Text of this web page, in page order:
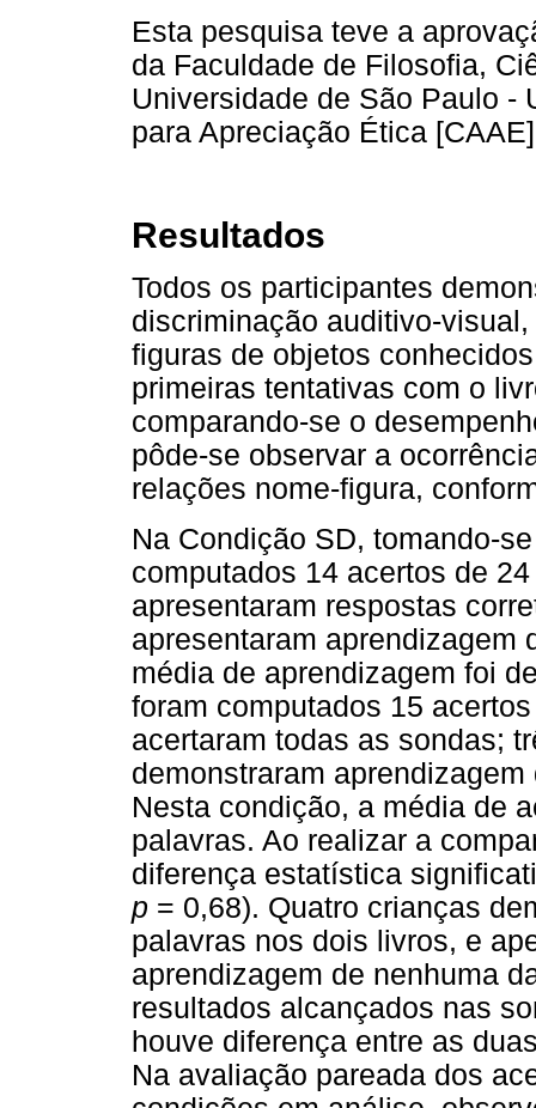
Esta pesquisa teve a
da Faculdade de Filosofia,
Universidade de São Paulo -
para Apreciação Ética
Resultados
Todos os participantes
discriminação auditivo-
figuras de objetos
primeiras tentativas com o
comparando-se o
pôde-se observar a
relações nome-figura,
Na Condição SD, tomando-
computados 14 acertos de
apresentaram respostas
apresentaram aprendizagem
média de aprendizagem foi
foram computados 15
acertaram todas as sondas;
demonstraram
Nesta condição, a média de
palavras. Ao realizar a
diferença estatística
p = 0,68). Quatro crianças
palavras nos dois livros, e
aprendizagem de nenhuma
resultados alcançados nas
houve diferença entre as
Na avaliação pareada dos